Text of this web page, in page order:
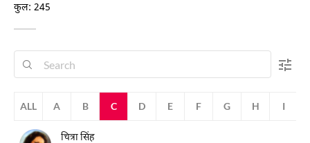
कुल: 245
ALL A B C D E F G H I
चित्रा सिंह